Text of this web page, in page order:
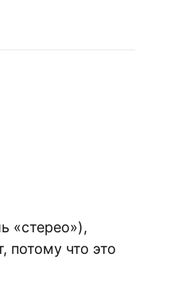
«стерео»),
потому что это